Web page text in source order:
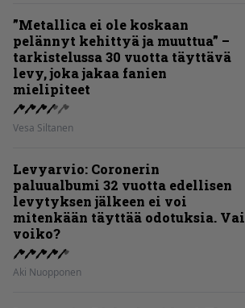
”Metallica ei ole koskaan
pelännyt kehittyä ja muuttua” –
tarkistelussa 30 vuotta täyttävä
levy, joka jakaa fanien
mielipiteet
Vesa Siltanen
Levyarvio: Coronerin
paluualbumi 32 vuotta edellisen
levytyksen jälkeen ei voi
mitenkään täyttää odotuksia. Vai
voiko?
Aki Nuopponen